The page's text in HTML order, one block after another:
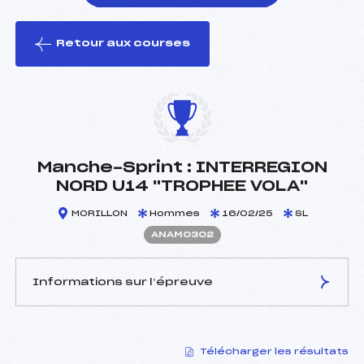
le ski
Retour aux courses
Manche-Sprint : INTERREGION
NORD U14 "TROPHEE VOLA"
MORILLON Hommes 16/02/25 SL
ANAM0302
Informations sur l’épreuve
SECHAUD ANTHONY (MB)
Télécharger les résultats